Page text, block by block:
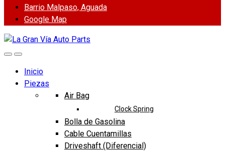
Barrio Malpaso, Aguada
Google Map
Inicio
Piezas
Air Bag
Clock Spring
Bolla de Gasolina
Cable Cuentamillas
Driveshaft (Diferencial)